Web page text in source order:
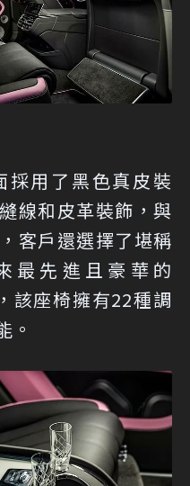
採用了黑色真皮裝
線和皮革裝飾，與
客戶還選擇了堪稱
最先進且豪華的
該座椅擁有22種調
。